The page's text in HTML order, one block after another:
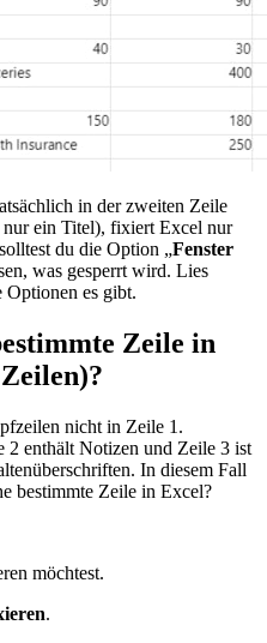
in der zweiten Zeile
nur ein Titel), fixiert Excel nur
du die Option „Fenster
was gesperrt wird. Lies
Optionen es gibt.
Zeile in
nicht in Zeile 1.
enthält Notizen und Zeile 3 ist
In diesem Fall
bestimmte Zeile in Excel?
möchtest.
.